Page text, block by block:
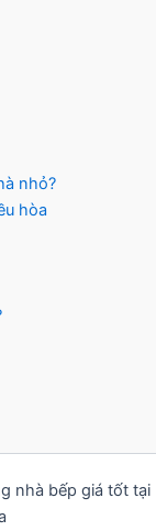
nhỏ?
hòa
nhà bếp giá tốt tại